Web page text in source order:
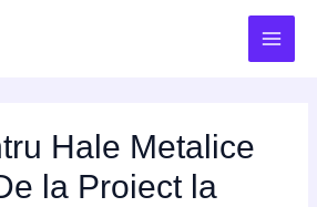
Hale Metalice
la Proiect la